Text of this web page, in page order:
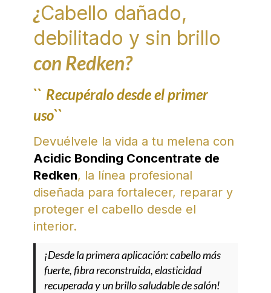
¿Cabello dañado,
debilitado y sin brillo
con Redken?
`` Recupéralo desde el primer
uso``
Devuélvele la vida a tu melena con
Acidic Bonding Concentrate de
Redken, la línea profesional
diseñada para fortalecer, reparar y
proteger el cabello desde el
interior.
¡Desde la primera aplicación: cabello más
fuerte, fibra reconstruida, elasticidad
recuperada y un brillo saludable de salón!